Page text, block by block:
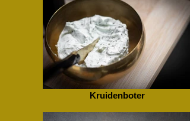
Kruidenboter